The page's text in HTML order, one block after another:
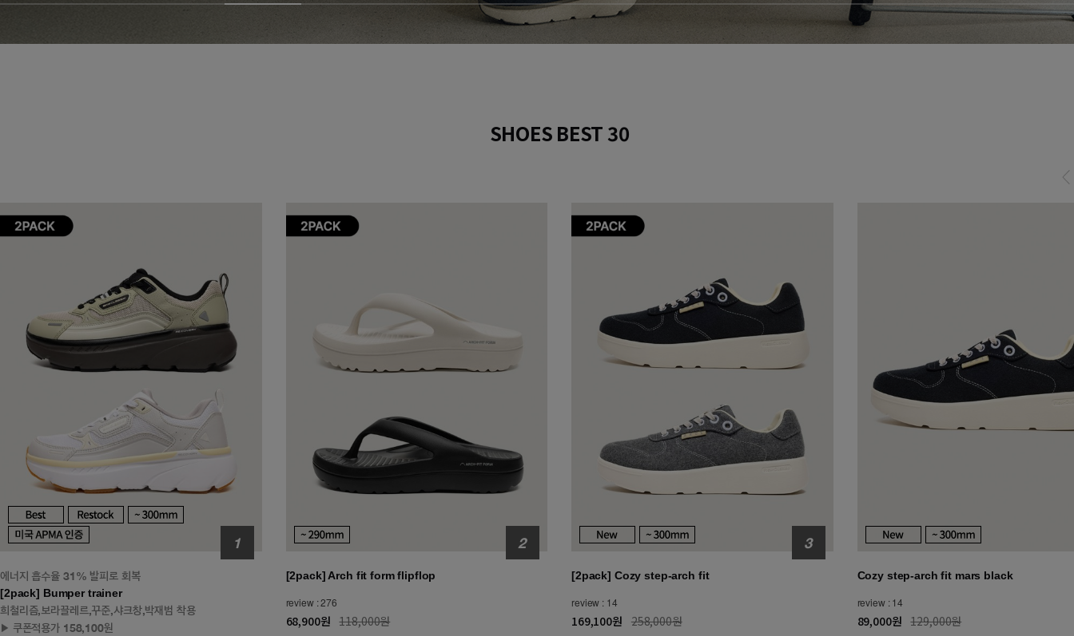
SHOES BEST 30
에너지 흡수율 31% 발피로 회복
[2pack] Bumper trainer
희철리즘,보라끌레르,꾸준,샤크창,박재범 착용
▶ 쿠폰적용가 158,100원
[2pack] Arch fit form flipflop
review : 276
68,900원 118,000원
[2pack] Cozy step-arch fit
review : 14
169,100원 258,000원
Cozy step-arch fit mars black
review : 14
89,000원 129,000원